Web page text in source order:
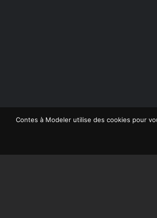
Contes à Modeler utilise des cookies pour